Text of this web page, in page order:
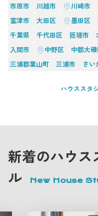
市原市
川越市 川崎市
富津市
大田区 墨田区
千葉県
千代田区 匝瑳市
入間市
中野区 中郡大
三浦郡葉山町
三浦市 さい
ハウススタ
新着のハウス
ル
New House